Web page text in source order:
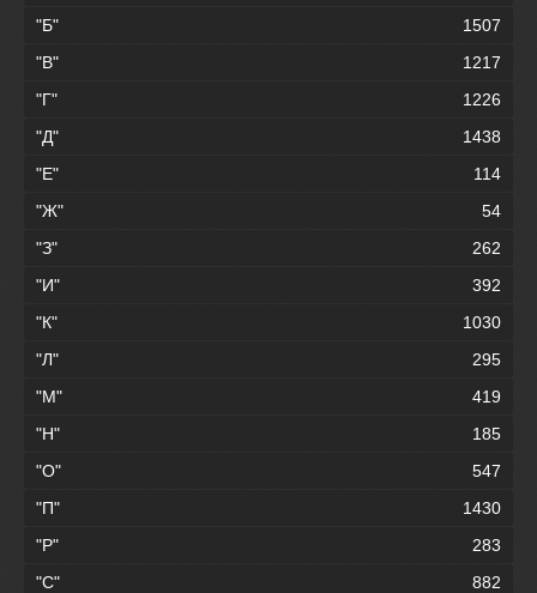
"Б"
1507
"В"
1217
"Г"
1226
"Д"
1438
"Е"
114
"Ж"
54
"З"
262
"И"
392
"К"
1030
"Л"
295
"М"
419
"Н"
185
"О"
547
"П"
1430
"Р"
283
"С"
882